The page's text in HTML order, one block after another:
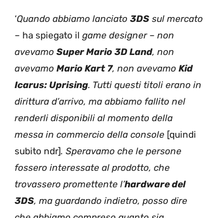
‘Quando abbiamo lanciato 3DS sul mercato
– ha spiegato il game designer– non
avevamo Super Mario 3D Land, non
avevamo Mario Kart 7, non avevamo Kid
Icarus: Uprising. Tutti questi titoli erano in
dirittura d’arrivo, ma abbiamo fallito nel
renderli disponibili al momento della
messa in commercio della console [quindi
subito ndr]. Speravamo che le persone
fossero interessate al prodotto, che
trovassero promettente l’hardware del
3DS, ma guardando indietro, posso dire